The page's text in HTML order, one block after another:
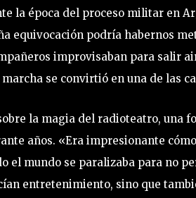
la época del proceso militar en
equivocación podría habernos
improvisaban para salir
se convirtió en una de las
la magia del radioteatro, una
años. «Era impresionante
el mundo se paralizaba para no
entretenimiento, sino que